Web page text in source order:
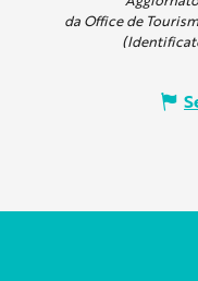
da Office de